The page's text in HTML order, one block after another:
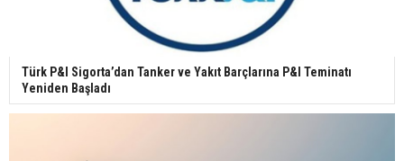
Türk P&I Sigorta’dan Tanker ve Yakıt Barçlarına P&I Teminatı
Yeniden Başladı